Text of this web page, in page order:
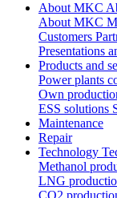
About MKC
About MKC
Customers
Presentations
Products and
Power plants
Own
ESS solutions
Maintenance
Repair
Technology
Methanol
LNG